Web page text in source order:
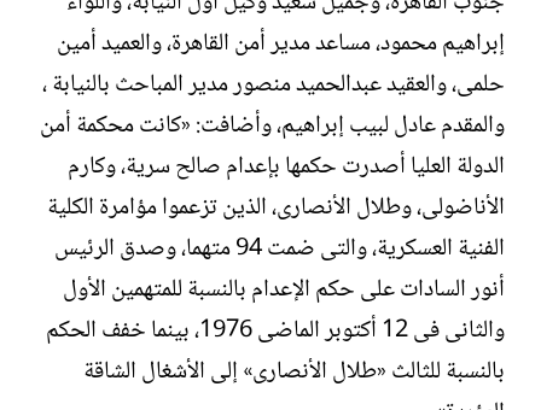
إبراهيم محمود، مساعد مدير أمن القاهرة، والعميد أمين
حلمى، والعقيد عبدالحميد منصور مدير المباحث بالنيابة ،
والمقدم عادل لبيب إبراهيم، وأضافت: «كانت محكمة أمن
الدولة العليا أصدرت حكمها بإعدام صالح سرية، وكارم
الأناضولى، وطلال الأنصارى، الذين تزعموا مؤامرة الكلية
الفنية العسكرية، والتى ضمت 94 متهما، وصدق الرئيس
أنور السادات على حكم الإعدام بالنسبة للمتهمين الأول
والثانى فى 12 أكتوبر الماضى 1976، بينما خفف الحكم
بالنسبة للثالث «طلال الأنصارى» إلى الأشغال الشاقة